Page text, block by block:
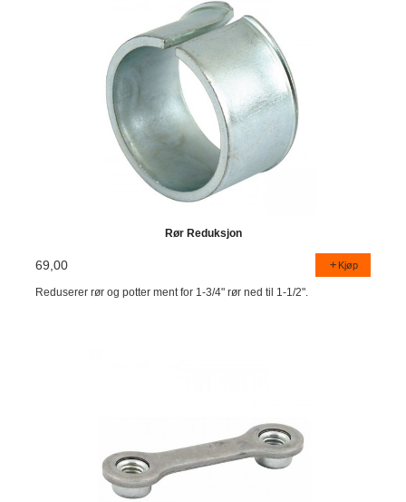
Rør Reduksjon
69,00 Kjøp
Reduserer rør og potter ment for 1-3/4" rør ned til 1-1/2".